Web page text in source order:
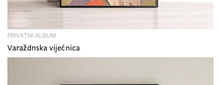
PRIVATNI ALBUM
Varaždnska vijećnica